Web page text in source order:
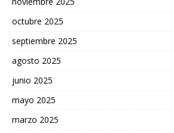
octubre 2025
septiembre 2025
agosto 2025
junio 2025
mayo 2025
marzo 2025